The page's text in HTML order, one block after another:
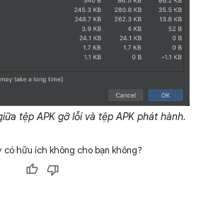
tệp APK gỡ lỗi và tệp APK phát hành.
hữu ích không cho bạn không?